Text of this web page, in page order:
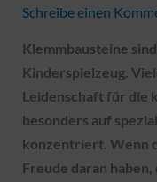
Schreibe einen
Klemmbausteine
Kinderspielzeug.
Leidenschaft für die
besonders auf
konzentriert. Wenn
Freude daran